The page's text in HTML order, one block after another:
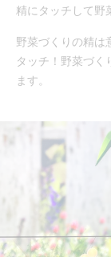
精にタッチして野
野菜づくりの精は
タッチ！野菜づく
ます。